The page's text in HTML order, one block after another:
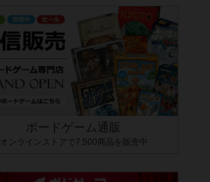
ボードゲーム通販
オンラインストアで7,500商品を販売中